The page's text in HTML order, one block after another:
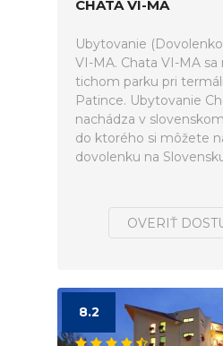
CHATA VI-MA
Ubytovanie
VI-MA. Chata VI-MA sa
tichom parku pri
Patince. Ubytovanie
nachádza v
do ktorého si môžete
dovolenku na
OVERIŤ
8.2